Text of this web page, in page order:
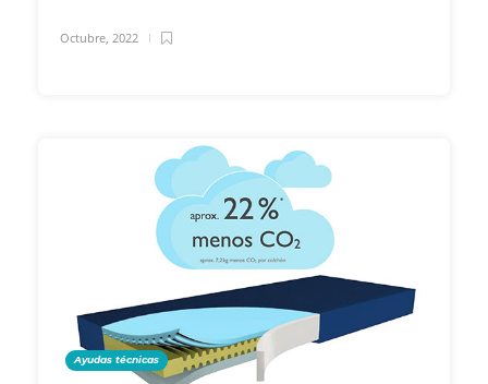
Octubre, 2022
Ayudas técnicas